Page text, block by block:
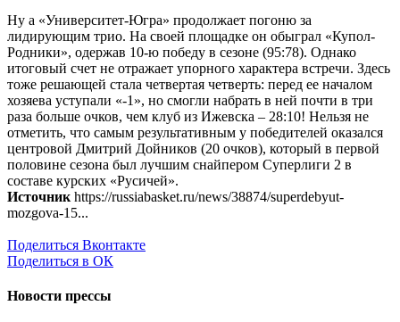
Ну а «Университет-Югра» продолжает погоню за
лидирующим трио. На своей площадке он обыграл «Купол-
Родники», одержав 10-ю победу в сезоне (95:78). Однако
итоговый счет не отражает упорного характера встречи. Здесь
тоже решающей стала четвертая четверть: перед ее началом
хозяева уступали «-1», но смогли набрать в ней почти в три
раза больше очков, чем клуб из Ижевска – 28:10! Нельзя не
отметить, что самым результативным у победителей оказался
центровой Дмитрий Дойников (20 очков), который в первой
половине сезона был лучшим снайпером Суперлиги 2 в
составе курских «Русичей».
Источник https://russiabasket.ru/news/38874/superdebyut-
mozgova-15...
Поделиться Вконтакте
Поделиться в ОК
Новости прессы